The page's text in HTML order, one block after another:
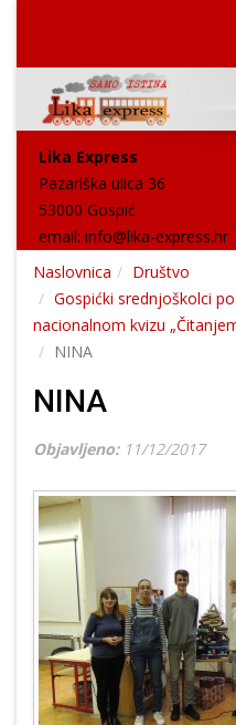
Lika Express
Pazariška ulica 36
53000 Gospić
email: info@lika-express.hr
Naslovnica
Društvo
Gospićki srednjoškolci
nacionalnom kvizu
NINA
NINA
Objavljeno: 11/12/2017